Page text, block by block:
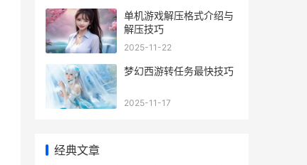
单机游戏解压格式介绍与
解压技巧
2025-11-22
梦幻西游转任务最快技巧
2025-11-17
经典文章